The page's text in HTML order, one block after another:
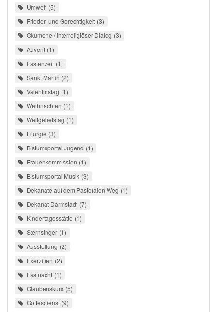
Umwelt 5
Frieden und Gerechtigkeit 3
Ökumene / interreligiöser Dialog 3
Advent 1
Fastenzeit 1
Sankt Martin 2
Valentinstag 1
Weihnachten 1
Weltgebetstag 1
Liturgie 3
Bistumsportal Jugend 1
Frauenkommission 1
Bistumsportal Musik 3
Dekanate auf dem Pastoralen Weg 1
Dekanat Darmstadt 7
Kindertagesstätte 1
Sternsinger 1
Ausstellung 2
Exerzitien 2
Fastnacht 1
Glaubenskurs 5
Gottesdienst 9